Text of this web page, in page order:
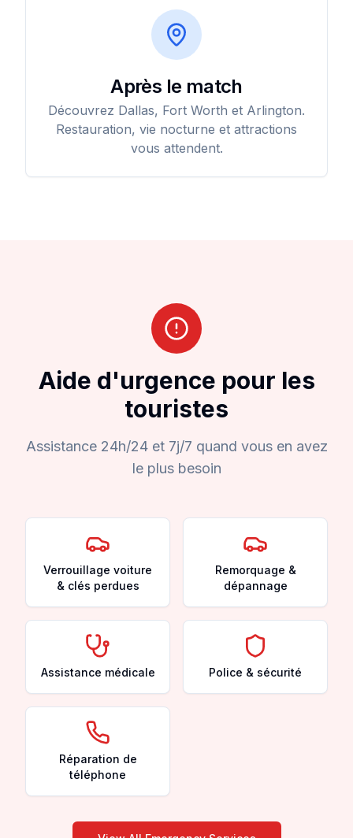
Après le match
Découvrez Dallas, Fort Worth et Arlington.
Restauration, vie nocturne et attractions
vous attendent.
Aide d'urgence pour les
touristes
Assistance 24h/24 et 7j/7 quand vous en avez
le plus besoin
Verrouillage voiture
& clés perdues
Remorquage &
dépannage
Assistance médicale Police & sécurité
Réparation de
téléphone